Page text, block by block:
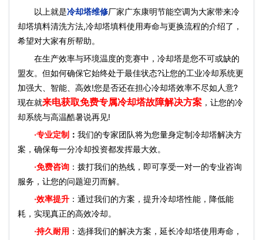
以上就是冷却塔维修厂家广东康明节能空调为大家带来冷
却塔填料清洗方法,冷却塔填料使用寿命与更换流程的介绍了，
希望对大家有所帮助。
在生产效率与环境温度的竞赛中，冷却塔是您不可或缺的
盟友。但如何确保它始终处于最佳状态?让您的工业冷却系统更
加强大、智能、高效!您是否还在担心冷却塔效率不尽如人意?
现在就来电获取免费专属冷却塔故障解决方案 ，让您的冷
却系统与高温酷暑说再见!
·专业定制 ： 我们的专家团队将为您量身定制冷却塔解决方
案，确保每一分冷却投资都发挥最大效。
·免费咨询 ：拨打我们的热线，即可享受一对一的专业咨询
服务，让您的问题迎刃而解。
·效率提升 ：通过我们的方案，提升冷却塔性能，降低能
耗，实现真正的高效冷却。
·持久耐用 ：选择我们的解决方案，延长冷却塔使用寿命，